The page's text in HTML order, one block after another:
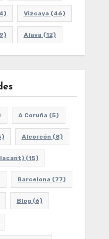
Vizcaya (46)
Álava (12)
A Coruña (5)
Alcorcón (8)
(15)
Barcelona (77)
Blog (6)